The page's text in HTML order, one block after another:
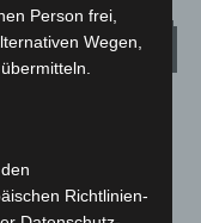
°
Person frei,
Wegen,
Richtlinien-